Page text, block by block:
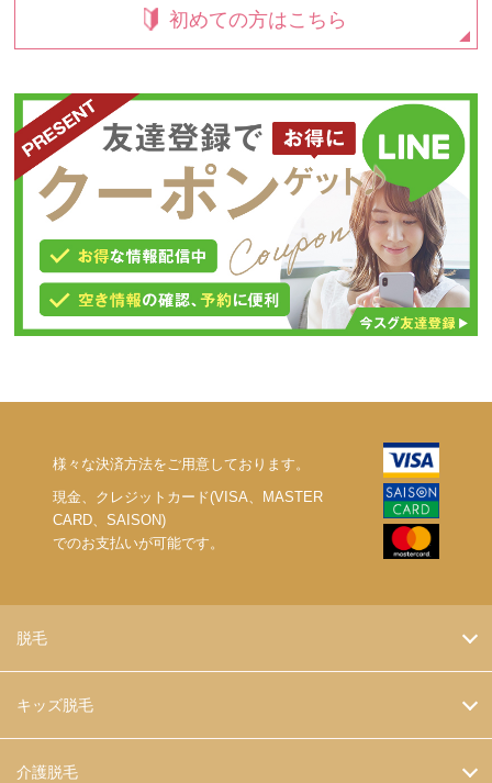
初めての方はこちら
様々な決済方法をご用意しております。
現金、クレジットカード(VISA、MASTER
CARD、SAISON)
でのお支払いが可能です。
脱毛
キッズ脱毛
介護脱毛